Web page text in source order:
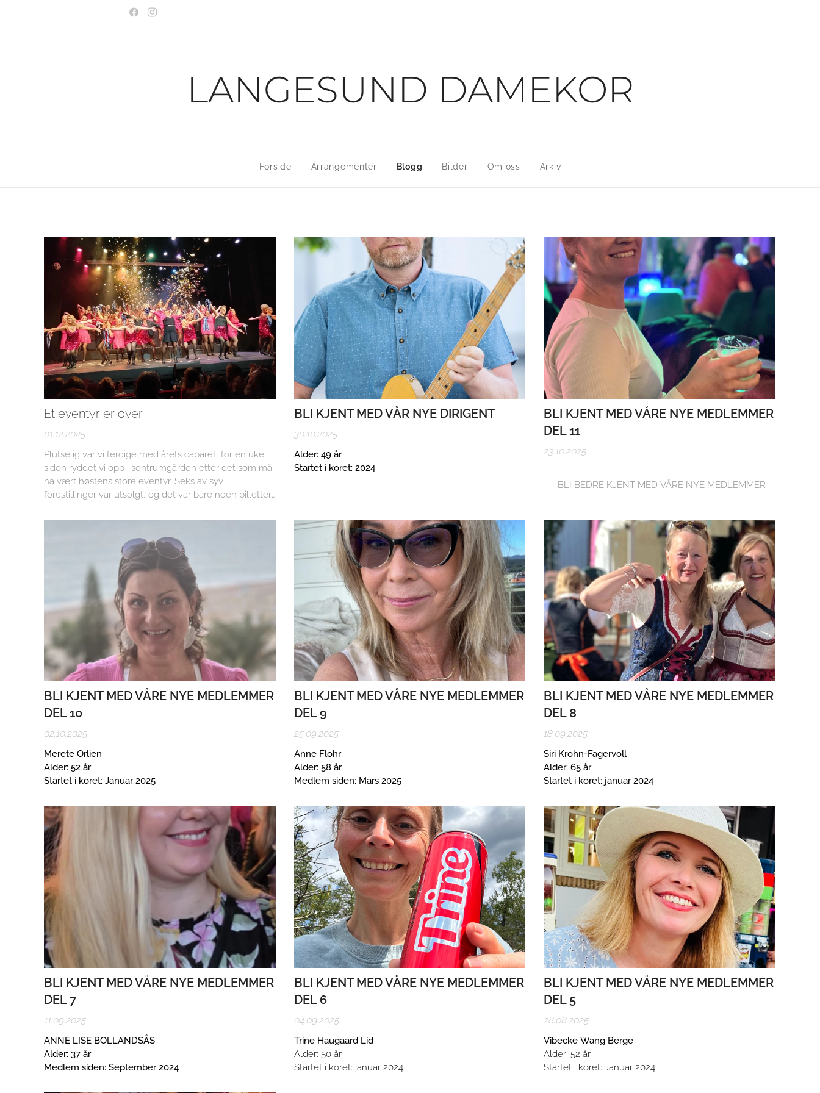
LANGESUND DAMEKOR
Forside Arrangementer Blogg Bilder Om oss Arkiv
Et eventyr er over
01.12.2025
Plutselig var vi ferdige med årets cabaret, for en uke
siden ryddet vi opp i sentrumgården etter det som må
ha vært høstens store eventyr. Seks av syv
forestillinger var utsolgt, og det var bare noen billetter
rett og slett en suksess med forside i PD og det hele.
BLI KJENT MED VÅR NYE DIRIGENT
30.10.2025
Alder: 49 år
Startet i koret: 2024
BLI KJENT MED VÅRE NYE MEDLEMMER
DEL 11
23.10.2025
👠 BLI BEDRE KJENT MED VÅRE NYE MEDLEMMER
BLI KJENT MED VÅRE NYE MEDLEMMER
DEL 10
02.10.2025
Merete Orlien
Alder: 52 år
Startet i koret: Januar 2025
BLI KJENT MED VÅRE NYE MEDLEMMER
DEL 9
25.09.2025
Anne Flohr
Alder: 58 år
Medlem siden: Mars 2025
BLI KJENT MED VÅRE NYE MEDLEMMER
DEL 8
18.09.2025
Siri Krohn-Fagervoll
Alder: 65 år
Startet i koret: januar 2024
BLI KJENT MED VÅRE NYE MEDLEMMER
DEL 7
11.09.2025
ANNE LISE BOLLANDSÅS
Alder: 37 år
Medlem siden: September 2024
BLI KJENT MED VÅRE NYE MEDLEMMER
DEL 6
04.09.2025
Trine Haugaard Lid
Alder: 50 år
Startet i koret: januar 2024
BLI KJENT MED VÅRE NYE MEDLEMMER
DEL 5
28.08.2025
Vibecke Wang Berge
Alder: 52 år
Startet i koret: Januar 2024